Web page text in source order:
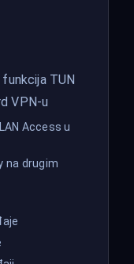
TUN
VPN-u
Access u
na drugim